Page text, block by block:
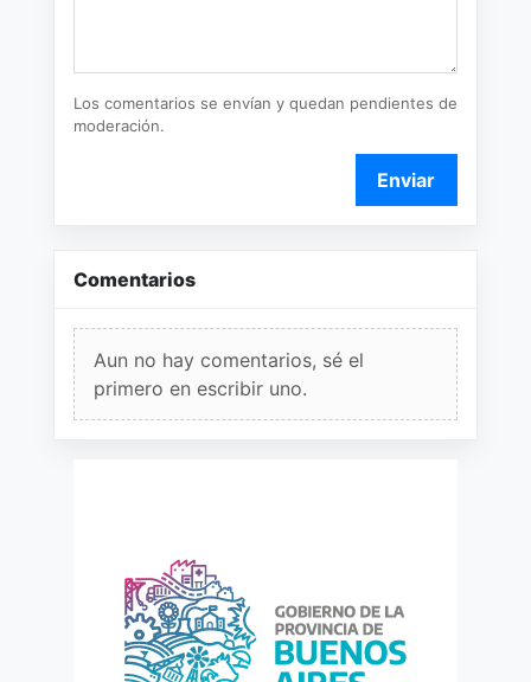
Los comentarios se envían y quedan pendientes de
moderación.
Enviar
Comentarios
Aun no hay comentarios, sé el
primero en escribir uno.